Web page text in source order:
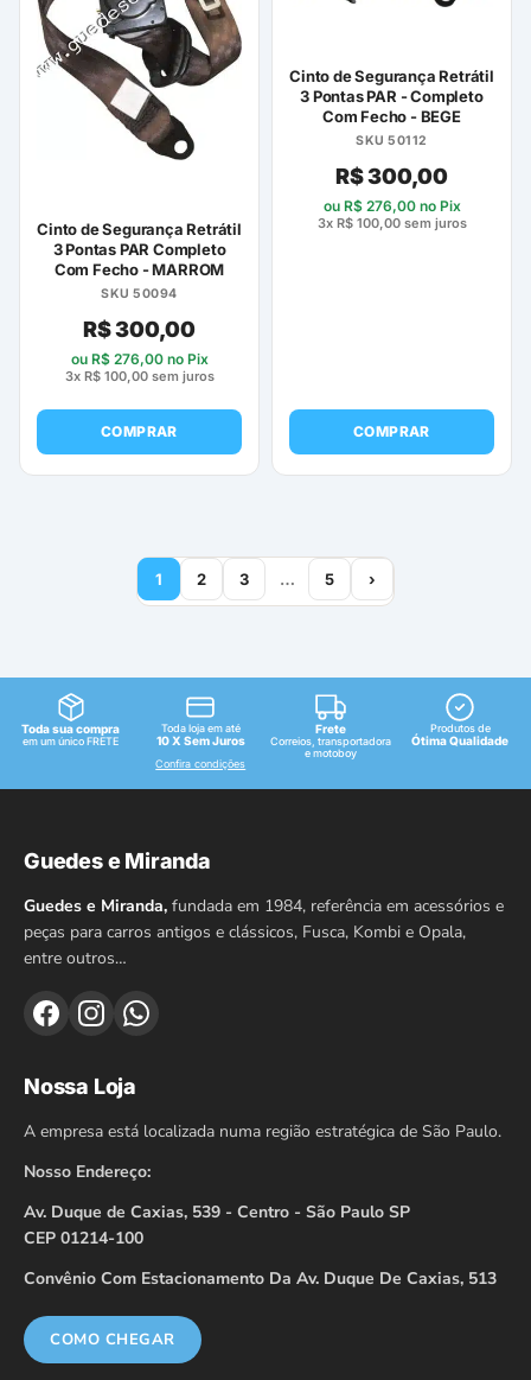
Cinto de Segurança Retrátil
3 Pontas PAR Completo
Com Fecho - MARROM
SKU 50094
R$300,00
ou R$276,00no Pix
3x R$100,00sem juros
COMPRAR
Cinto de Segurança Retrátil
3 Pontas PAR - Completo
Com Fecho - BEGE
SKU 50112
R$300,00
ou R$276,00no Pix
3x R$100,00sem juros
COMPRAR
1 2 3 … 5 ›
Toda sua compra
em um único FRETE
Toda loja em até
10 X Sem Juros
Confira condições
Frete
Correios, transportadora
e motoboy
Produtos de
Ótima Qualidade
Guedes e Miranda
Guedes e Miranda, fundada em 1984, referência em acessórios e
peças para carros antigos e clássicos, Fusca, Kombi e Opala,
entre outros…
Nossa Loja
A empresa está localizada numa região estratégica de São Paulo.
Nosso Endereço:
Av. Duque de Caxias, 539 - Centro - São Paulo SP
CEP 01214-100
Convênio Com Estacionamento Da Av. Duque De Caxias, 513
COMO CHEGAR